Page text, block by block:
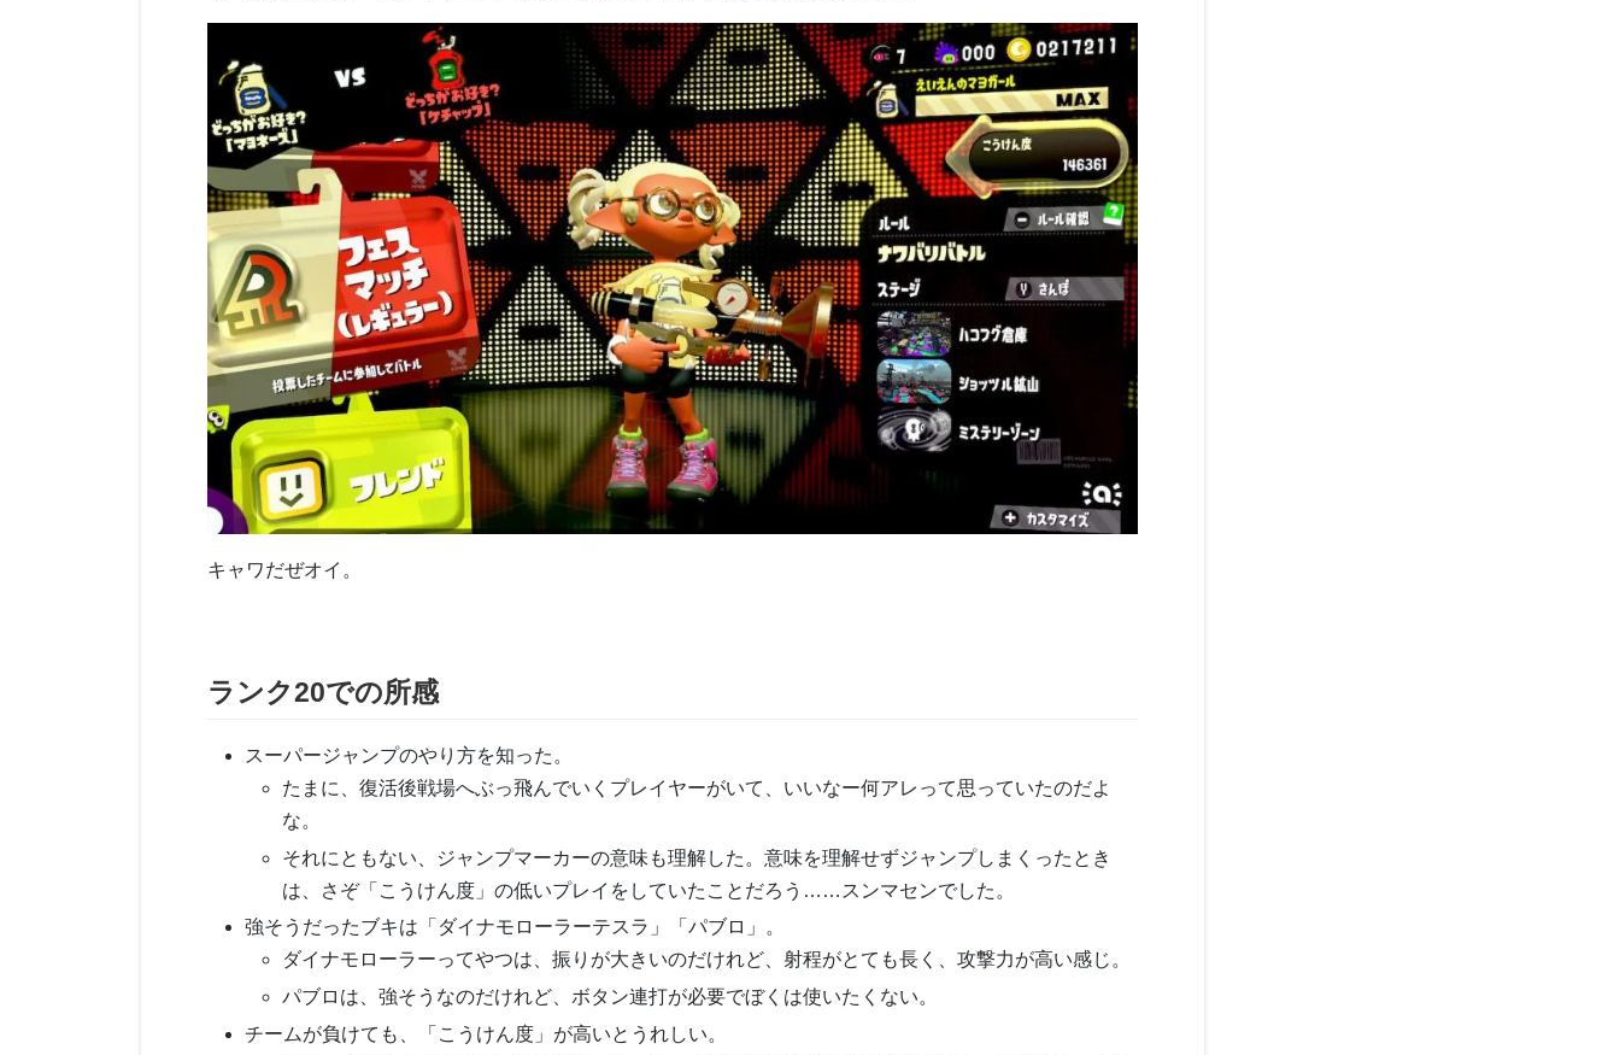
キャワだぜオイ。
ランク20での所感
スーパージャンプのやり方を知った。
たまに、復活後戦場へぶっ飛んでいくプレイヤーがいて、いいなー何アレって思っていたのだよ
な。
それにともない、ジャンプマーカーの意味も理解した。意味を理解せずジャンプしまくったとき
は、さぞ「こうけん度」の低いプレイをしていたことだろう……スンマセンでした。
強そうだったブキは「ダイナモローラーテスラ」「パブロ」。
ダイナモローラーってやつは、振りが大きいのだけれど、射程がとても長く、攻撃力が高い感じ。
パブロは、強そうなのだけれど、ボタン連打が必要でぼくは使いたくない。
チームが負けても、「こうけん度」が高いとうれしい。